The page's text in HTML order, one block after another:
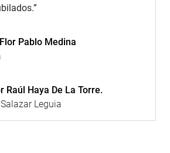
Pablo Medina
Raúl Haya De La Torre.
Leguia